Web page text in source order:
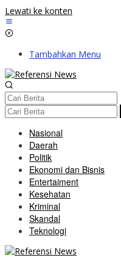
Lewati ke konten
Tambahkan Menu
Nasional
Daerah
Politik
Ekonomi dan Bisnis
Entertaiment
Kesehatan
Kriminal
Skandal
Teknologi